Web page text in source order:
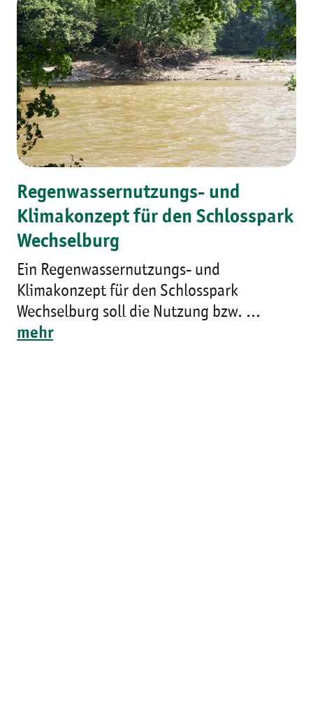
Regenwassernutzungs- und
Klimakonzept für den Schlosspark
Wechselburg
Ein Regenwassernutzungs- und
Klimakonzept für den Schlosspark
Wechselburg soll die Nutzung bzw. ...
mehr